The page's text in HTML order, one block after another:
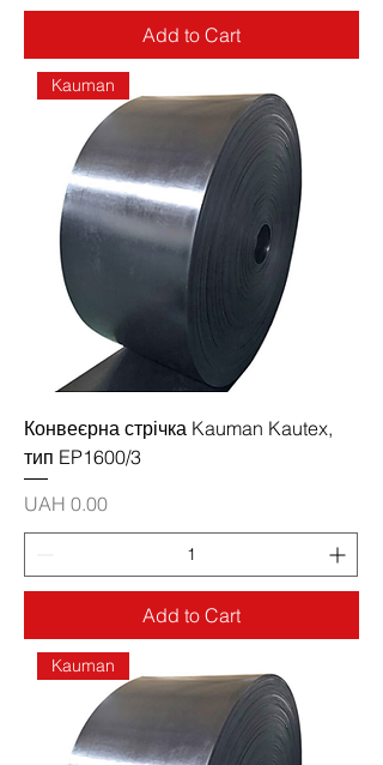
Add to Cart
Kauman
Конвеєрна стрічка Kauman Kautex,
тип EP1600/3
Price
UAH 0.00
Add to Cart
Kauman